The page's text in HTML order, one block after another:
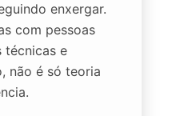
enxergar.
com pessoas
técnicas e
não é só teoria